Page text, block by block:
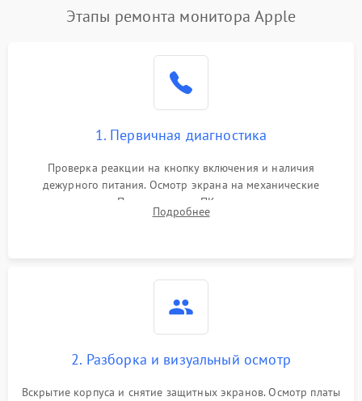
Этапы ремонта монитора Apple
1. Первичная диагностика
Проверка реакции на кнопку включения и наличия
дежурного питания. Осмотр экрана на механические
повреждения. Подключение к ПК для оценки вывода
изображения, работы подсветки и выявления артефактов на
Подробнее
2. Разборка и визуальный осмотр
Вскрытие корпуса и снятие защитных экранов. Осмотр платы